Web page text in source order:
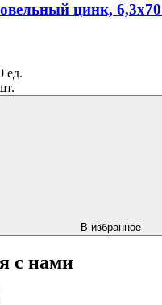
цинк,
ед.
В избранное
с нами